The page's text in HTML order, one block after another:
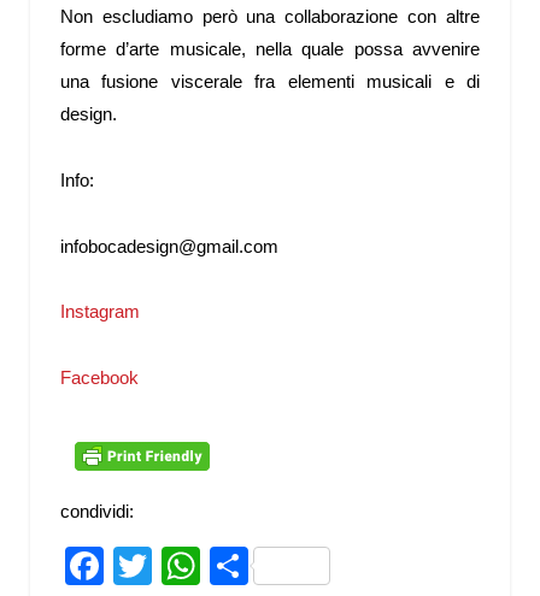
Non escludiamo però una collaborazione con altre
forme d’arte musicale, nella quale possa avvenire
una fusione viscerale fra elementi musicali e di
design.
Info:
infobocadesign@gmail.com
Instagram
Facebook
condividi:
Facebook
TwitterWhatsApp
Share